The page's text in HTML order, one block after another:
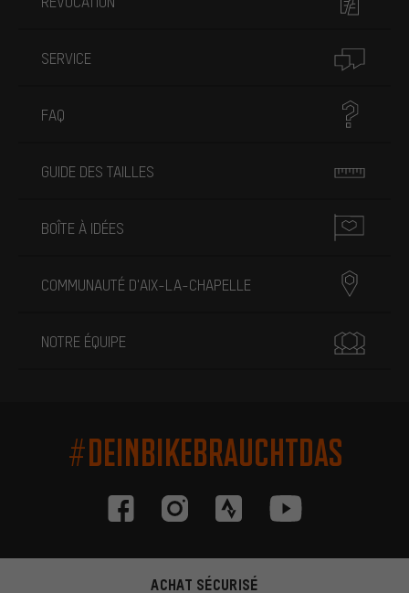
SERVICE
FAQ
GUIDE DES TAILLES
BOÎTE À IDÉES
COMMUNAUTÉ D'AIX-LA-CHAPELLE
NOTRE ÉQUIPE
#DEINBIKEBRAUCHTDAS
ACHAT SÉCURISÉ